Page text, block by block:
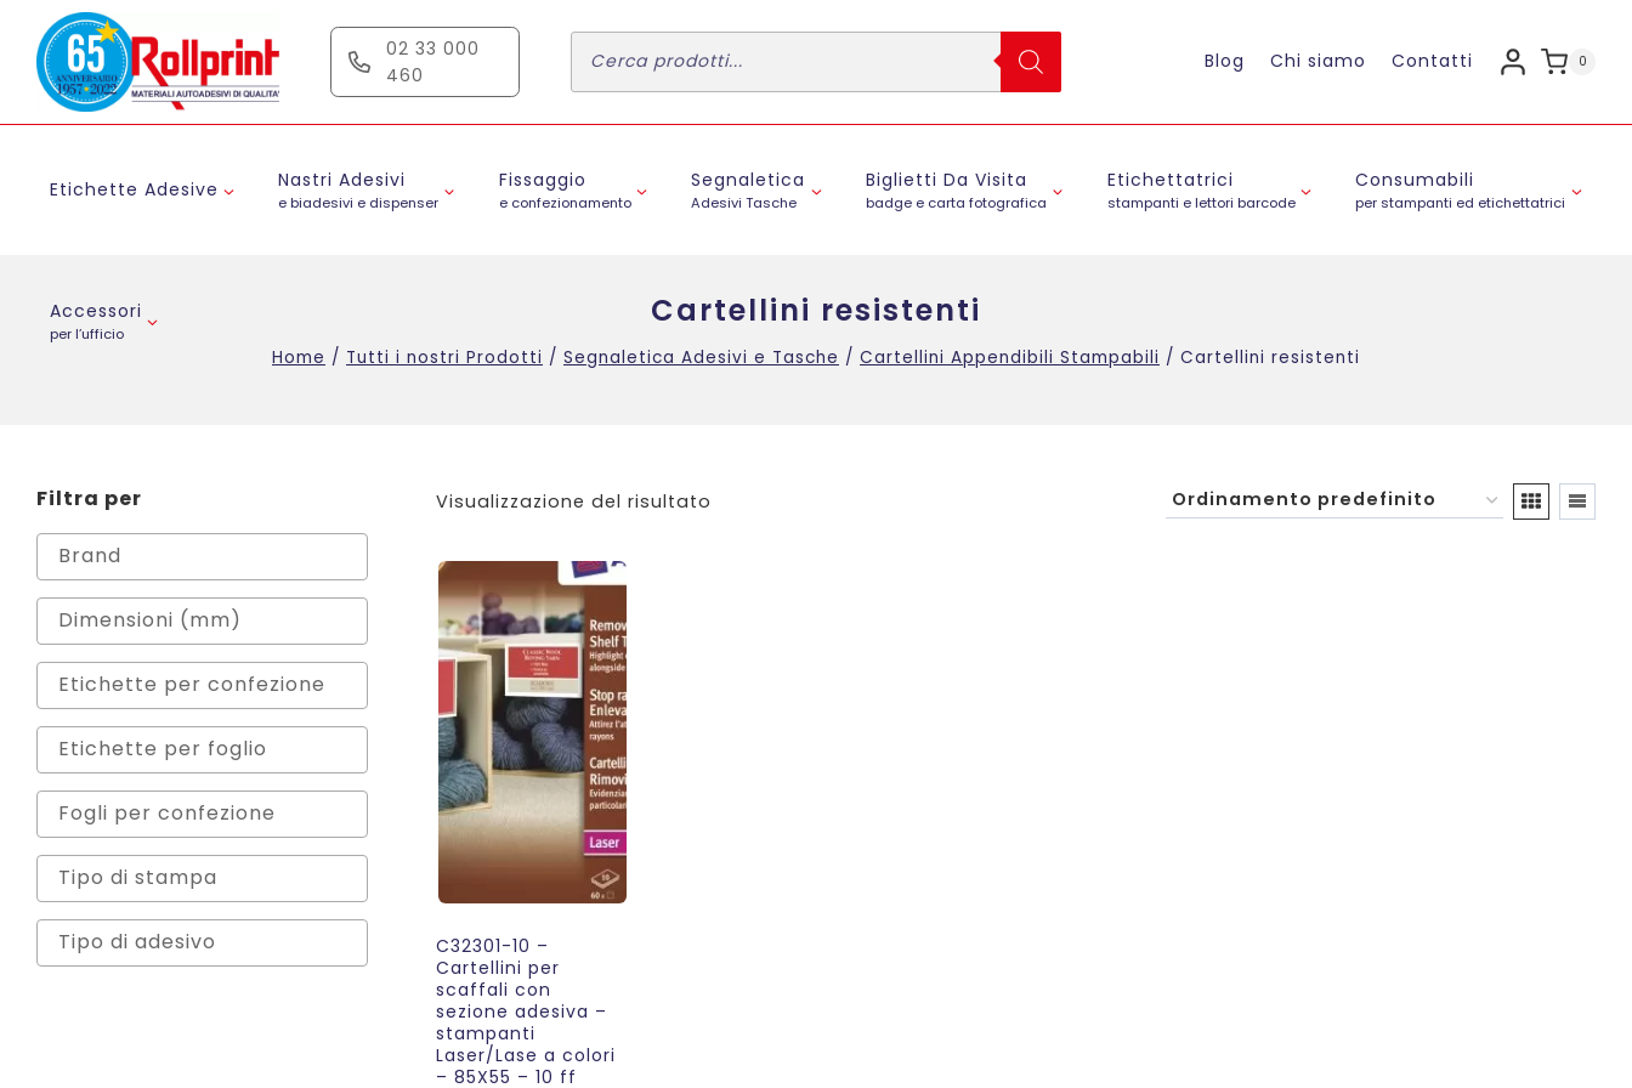
contenuto
02 33 000
460
Ricerca
prodotti Blog Chi siamo Contatti 0
Etichette Adesive Nastri Adesivi
e biadesivi e dispenser
Fissaggio
e confezionamento
Segnaletica
Adesivi Tasche
Biglietti Da Visita
badge e carta fotografica
Etichettatrici
stampanti e lettori barcode
Consumabili
per stampanti ed etichettatrici
Accessori
per l’ufficio
Cartellini resistenti
Home / Tutti i nostri Prodotti / Segnaletica Adesivi e Tasche / Cartellini Appendibili Stampabili / Cartellini resistenti
Visualizzazione del risultato
C32301-10 –
Cartellini per
scaffali con
sezione adesiva –
stampanti
Laser/Lase a colori
– 85X55 – 10 ff
Filtra per